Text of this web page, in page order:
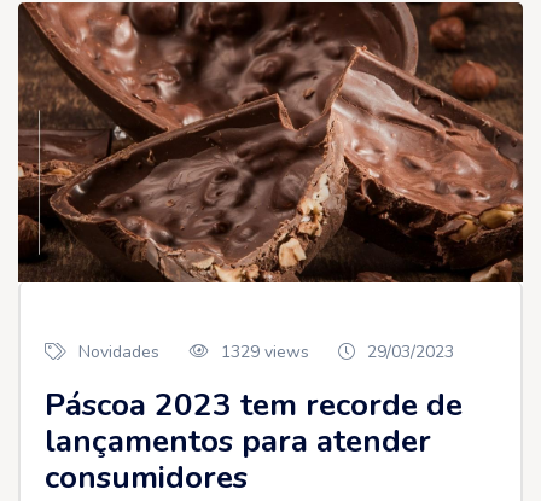
Novidades 1329 views 29/03/2023
Páscoa 2023 tem recorde de
lançamentos para atender
consumidores